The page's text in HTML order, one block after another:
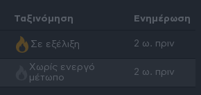
Ταξινόμηση Ενημέρωση
Σε εξέλιξη 2 ω. πριν
Χωρίς ενεργό
μέτωπο
2 ω. πριν